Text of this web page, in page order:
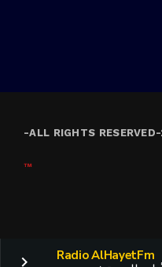
Radio AlHayetFm
keyboard_arrow_right
ALL RIGHTS
-
™